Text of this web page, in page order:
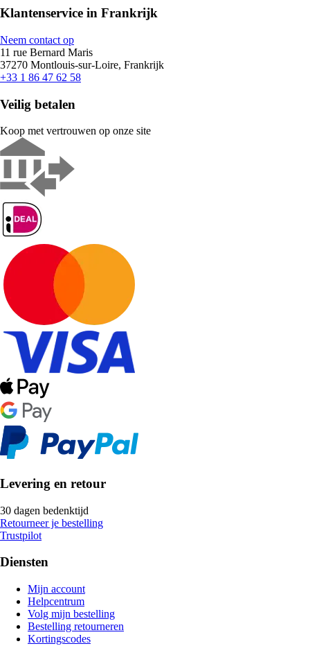
Klantenservice in Frankrijk
Neem contact op
11 rue Bernard Maris
37270 Montlouis-sur-Loire, Frankrijk
+33 1 86 47 62 58
Veilig betalen
Koop met vertrouwen op onze site
Levering en retour
30 dagen bedenktijd
Retourneer je bestelling
Trustpilot
Diensten
Mijn account
Helpcentrum
Volg mijn bestelling
Bestelling retourneren
Kortingscodes